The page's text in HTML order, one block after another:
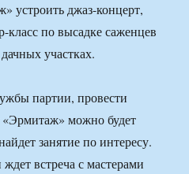
устроить джаз-концерт,
класс по высадке саженцев
участках.
партии, провести
можно будет
занятие по интересу.
встреча с мастерами